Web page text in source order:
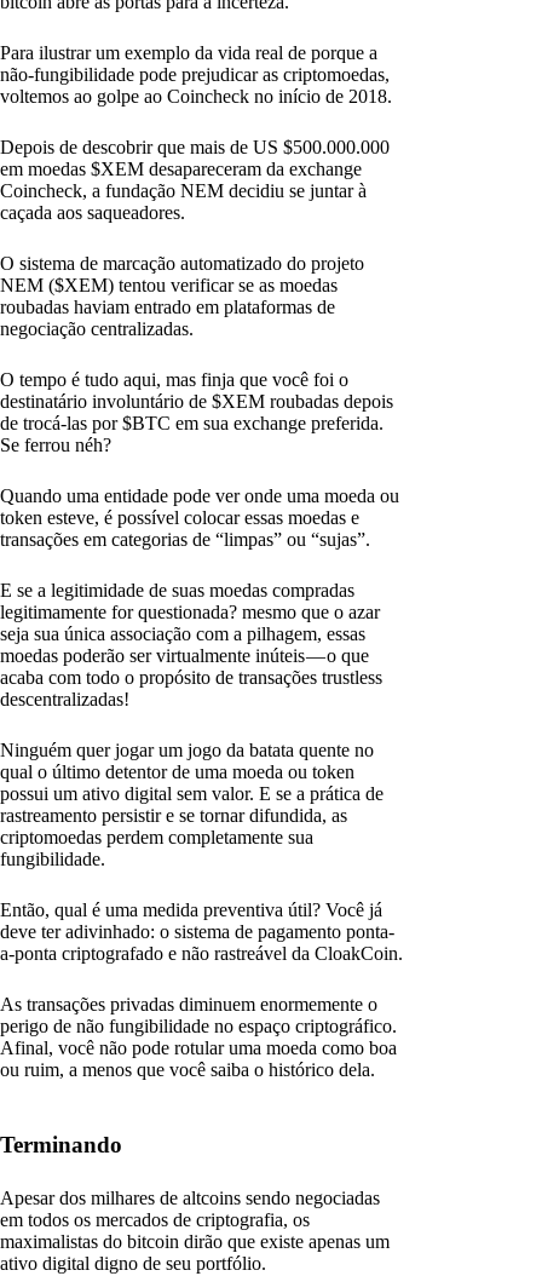
Para ilustrar um exemplo da vida real de porque a
não-fungibilidade pode prejudicar as criptomoedas,
voltemos ao golpe ao Coincheck no início de 2018.
Depois de descobrir que mais de US $500.000.000
em moedas $XEM desapareceram da exchange
Coincheck, a fundação NEM decidiu se juntar à
caçada aos saqueadores.
O sistema de marcação automatizado do projeto
NEM ($XEM) tentou verificar se as moedas
roubadas haviam entrado em plataformas de
negociação centralizadas.
O tempo é tudo aqui, mas finja que você foi o
destinatário involuntário de $XEM roubadas depois
de trocá-las por $BTC em sua exchange preferida.
Se ferrou néh?
Quando uma entidade pode ver onde uma moeda ou
token esteve, é possível colocar essas moedas e
transações em categorias de “limpas” ou “sujas”.
E se a legitimidade de suas moedas compradas
legitimamente for questionada? mesmo que o azar
seja sua única associação com a pilhagem, essas
moedas poderão ser virtualmente inúteis — o que
acaba com todo o propósito de transações trustless
descentralizadas!
Ninguém quer jogar um jogo da batata quente no
qual o último detentor de uma moeda ou token
possui um ativo digital sem valor. E se a prática de
rastreamento persistir e se tornar difundida, as
criptomoedas perdem completamente sua
fungibilidade.
Então, qual é uma medida preventiva útil? Você já
deve ter adivinhado: o sistema de pagamento ponta-
a-ponta criptografado e não rastreável da CloakCoin.
As transações privadas diminuem enormemente o
perigo de não fungibilidade no espaço criptográfico.
Afinal, você não pode rotular uma moeda como boa
ou ruim, a menos que você saiba o histórico dela.
Terminando
Apesar dos milhares de altcoins sendo negociadas
em todos os mercados de criptografia, os
maximalistas do bitcoin dirão que existe apenas um
ativo digital digno de seu portfólio.